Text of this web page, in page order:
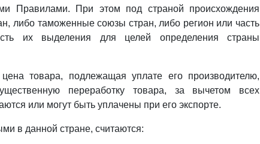
Правилами. При этом под страной происхождения
либо таможенные союзы стран, либо регион или часть
их выделения для целей определения страны
товара, подлежащая уплате его производителю,
переработку товара, за вычетом всех
или могут быть уплачены при его экспорте.
в данной стране, считаются: